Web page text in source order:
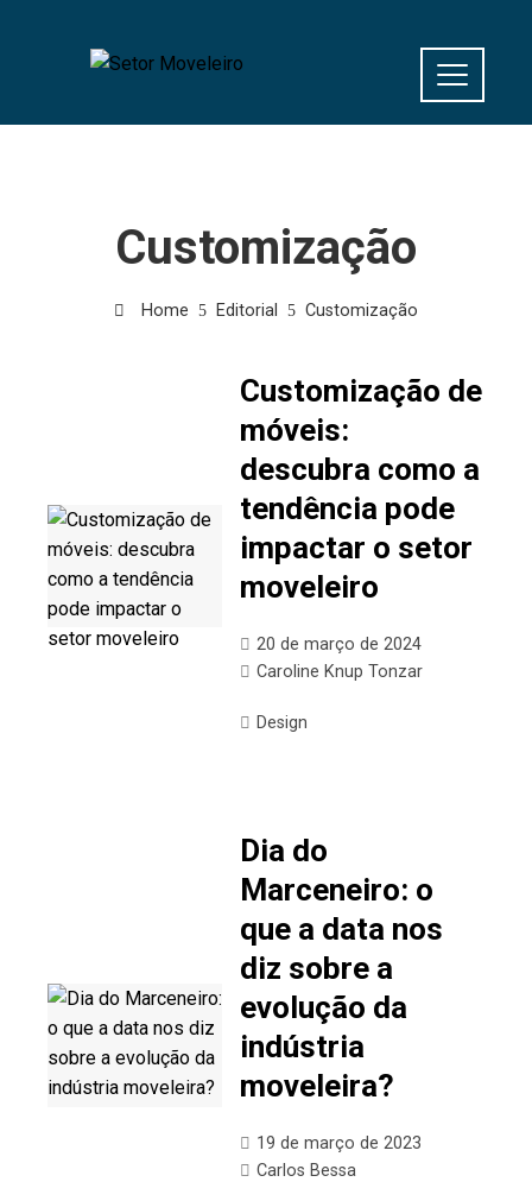
Customização
Home Editorial Customização
Customização de
móveis:
descubra como a
tendência pode
impactar o setor
moveleiro
20 de março de 2024
Caroline Knup Tonzar
Design
Dia do
Marceneiro: o
que a data nos
diz sobre a
evolução da
indústria
moveleira?
19 de março de 2023
Carlos Bessa